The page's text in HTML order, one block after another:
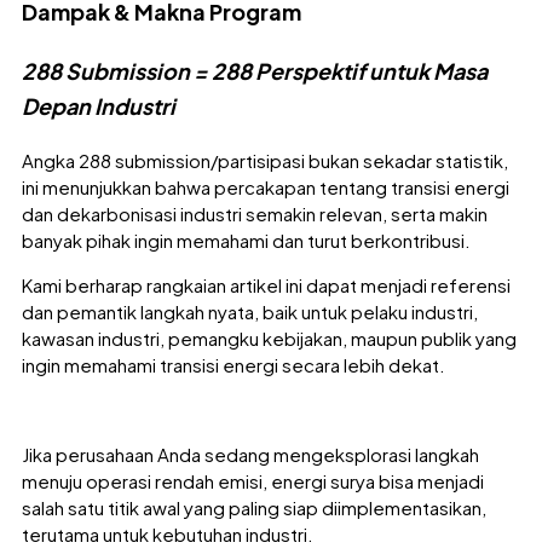
Dampak & Makna Program
288 Submission = 288 Perspektif untuk Masa
Depan Industri
Angka 288 submission/partisipasi bukan sekadar statistik,
ini menunjukkan bahwa percakapan tentang transisi energi
dan dekarbonisasi industri semakin relevan, serta makin
banyak pihak ingin memahami dan turut berkontribusi.
Kami berharap rangkaian artikel ini dapat menjadi referensi
dan pemantik langkah nyata, baik untuk pelaku industri,
kawasan industri, pemangku kebijakan, maupun publik yang
ingin memahami transisi energi secara lebih dekat.
Jika perusahaan Anda sedang mengeksplorasi langkah
menuju operasi rendah emisi, energi surya bisa menjadi
salah satu titik awal yang paling siap diimplementasikan,
terutama untuk kebutuhan industri.